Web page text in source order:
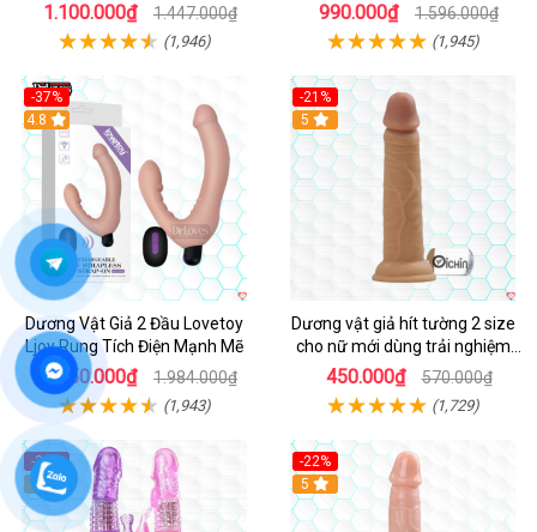
1.100.000₫ 1.447.000₫
(1,946)
990.000₫ 1.596.000₫
(1,945)
-37%
Hot
4.8
Dương Vật Giả 2 Đầu Lovetoy
Ljoy Rung Tích Điện Mạnh Mẽ
1.250.000₫ 1.984.000₫
(1,943)
-21%
Hot
5
Dương vật giả hít tường 2 size
cho nữ mới dùng trải nghiệm
thật
450.000₫ 570.000₫
(1,729)
-36%
Hot
5
-22%
Hot
5